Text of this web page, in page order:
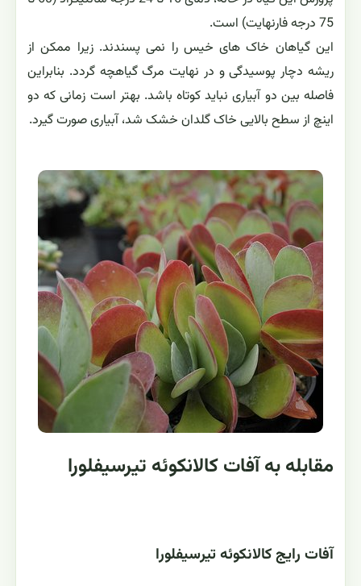
شرایط محیط رشد
شرایط نوری و آفتابی زیاد دارد. این گیاه حتی نور مستقیم
خورشید را نیز می پسندد.
در تابستان آنها را در محیط خارج گلخانه نگهداری می کنند ولی
برگ های سوخته و پژمرده را به مرور زمان از روی گیاه حذف می
کنند.
در صورت کاهش دمای هوا تا کمتر از 10 درجه سانتیگراد، باید
گیاهان مجدداً در محیط گلخانه نگهداری شوند.
کالانکوئه تیرسیفلورا به راحتی در دمای خانه رشد می کند و آب
و هوای خشک و گرم را به خوبی تحمل می کند. بترین دما برای
این گیاهان خاک های خیس را نمی پسندند. زیرا ممکن از
ریشه دچار پوسیدگی و در نهایت مرگ گیاهچه گردد. بنابراین
فاصله بین دو آبیاری نباید کوتاه باشد. بهتر است زمانی که دو